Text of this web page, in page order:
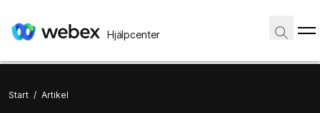
Hjälpcenter
Start / Artikel